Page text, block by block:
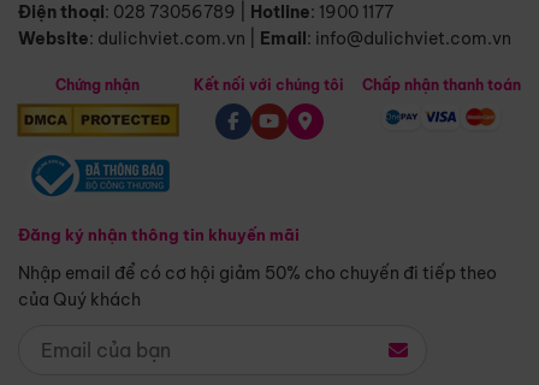
Điện thoại: 028 73056789 Hotline: 1900 1177
Website: dulichviet.com.vn Email: info@dulichviet.com.vn
Chứng nhận
Đăng ký nhận thông tin khuyến mãi
Nhập email để có cơ hội giảm 50% cho chuyến đi tiếp theo
của Quý khách
Kết nối với chúng tôi Chấp nhận thanh toán